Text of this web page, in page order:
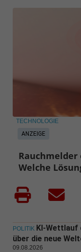
ANZEIGE
TECHNOLOGIE
Welche
POLITIK KI-
über die neue
09.08.2026